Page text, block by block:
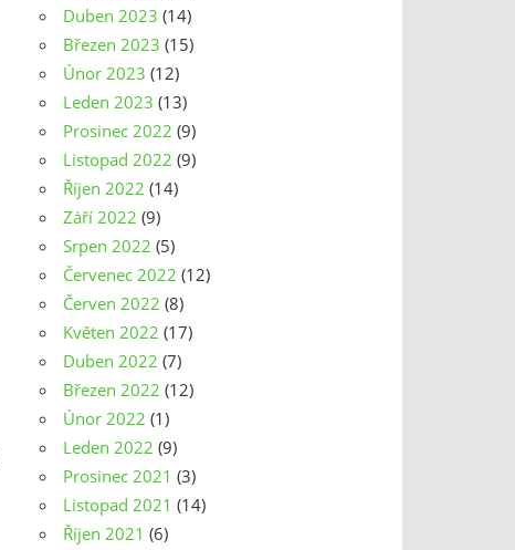
Duben 2023 (14)
Březen 2023 (15)
Únor 2023 (12)
Leden 2023 (13)
Prosinec 2022 (9)
Listopad 2022 (9)
Říjen 2022 (14)
Září 2022 (9)
Srpen 2022 (5)
Červenec 2022 (12)
Červen 2022 (8)
Květen 2022 (17)
Duben 2022 (7)
Březen 2022 (12)
Únor 2022 (1)
Leden 2022 (9)
Prosinec 2021 (3)
Listopad 2021 (14)
Říjen 2021 (6)